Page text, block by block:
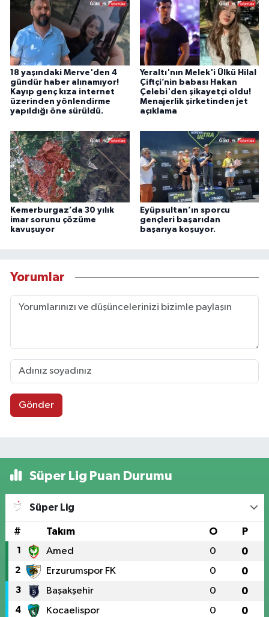
18 yaşındaki Merve'den 4
gündür haber alınamıyor!
Kayıp genç kıza internet
üzerinden yönlendirme
yapıldığı öne sürüldü.
Yeraltı'nın Melek'i Ülkü Hilal
Çiftçi’nin babası Hakan
Çelebi'den şikayetçi oldu!
Menajerlik şirketinden jet
açıklama
Kemerburgaz’da 30 yılık
imar sorunu çözüme
kavuşuyor
Eyüpsultan’ın sporcu
gençleri başarıdan
başarıya koşuyor.
Yorumlar
Gönder
Süper Lig Puan Durumu
Süper Lig
# Takım O P
1 Amed 0 0
2 Erzurumspor FK 0 0
3 Başakşehir 0 0
4 Kocaelispor 0 0